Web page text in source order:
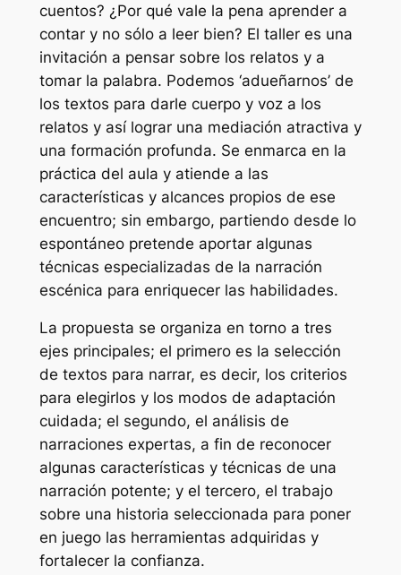
cuentos? ¿Por qué vale la pena aprender a
contar y no sólo a leer bien? El taller es una
invitación a pensar sobre los relatos y a
tomar la palabra. Podemos ‘adueñarnos’ de
los textos para darle cuerpo y voz a los
relatos y así lograr una mediación atractiva y
una formación profunda. Se enmarca en la
práctica del aula y atiende a las
características y alcances propios de ese
encuentro; sin embargo, partiendo desde lo
espontáneo pretende aportar algunas
técnicas especializadas de la narración
escénica para enriquecer las habilidades.
La propuesta se organiza en torno a tres
ejes principales; el primero es la selección
de textos para narrar, es decir, los criterios
para elegirlos y los modos de adaptación
cuidada; el segundo, el análisis de
narraciones expertas, a fin de reconocer
algunas características y técnicas de una
narración potente; y el tercero, el trabajo
sobre una historia seleccionada para poner
en juego las herramientas adquiridas y
fortalecer la confianza.